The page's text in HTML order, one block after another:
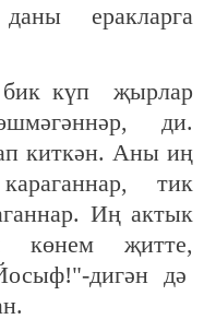
еракларга
күп җырлар
ди.
киткән. Аны иң
тик
Иң актык
җитте,
дигән дә